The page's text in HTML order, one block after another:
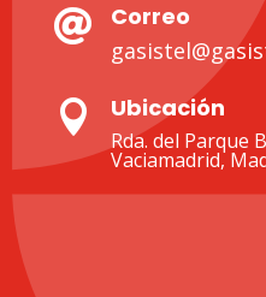
 Correo
 Ubicación
Rda. del Parque
Vaciamadrid,